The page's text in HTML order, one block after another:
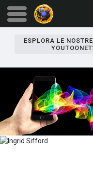
ESPLORA LE